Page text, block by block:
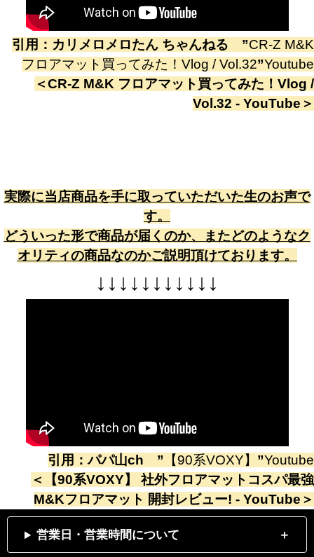
引用： カリメロメロたん ちゃんねる ”CR-Z M&K
フロアマット買ってみた！Vlog / Vol.32”Youtube
＜CR-Z M&K フロアマット買ってみた！Vlog /
Vol.32 - YouTube ＞
実際に当店商品を手に取っていただいた生のお声で
す。
どういった形で商品が届くのか、またどのようなク
オリティの商品なのかご説明頂けております。
↓ ↓ ↓ ↓ ↓ ↓ ↓ ↓ ↓ ↓ ↓
引用：パパ山ch ” 【90系VOXY】 ”Youtube
＜
【90系VOXY】 社外フロアマットコスパ最強
M&Kフロアマット 開封レビュー! - YouTube ＞
営業日・営業時間について